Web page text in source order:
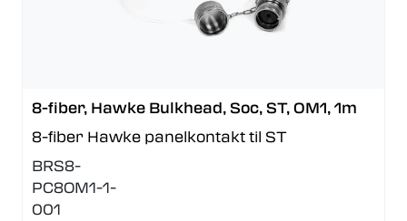
8-fiber, Hawke Bulkhead, Soc, ST, OM1, 1m
8-fiber Hawke panelkontakt til ST
BRS8-
PC8OM1-1-
001